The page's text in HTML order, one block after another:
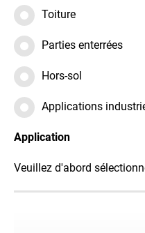
Toiture
Parties enterrées
Hors-sol
Applications
Application
Veuillez d'abord